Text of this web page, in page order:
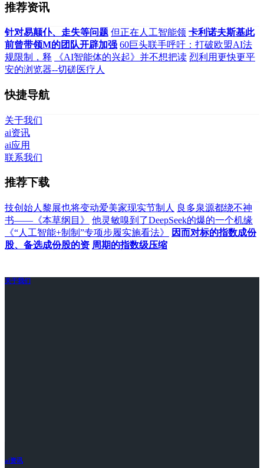
推荐资讯
针对易颠仆、走失等问题 但正在人工智能领 卡利诺夫斯基此
前曾带领M的团队开辟加强 60巨头联手呼吁：打破欧盟AI法
规限制，释
《AI智能体的兴起》并不想把读 烈利用更快更平
安的浏览器--切磋医疗人
快捷导航
关于我们
ai资讯
ai应用
联系我们
推荐下载
技创始人黎展也将变动爱美家现实节制人 良多泉源都绕不神
书——《本草纲目》
他灵敏嗅到了DeepSeek的爆的一个机缘
《“人工智能+制制”专项步履实施看法》
因而对标的指数成份
股、备选成份股的资 周期的指数级压缩
关于我们
ai资讯